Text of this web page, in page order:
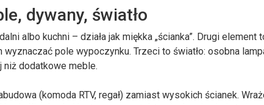
dywany, światło
albo kuchni – działa jak miękka „ścianka”. Drugi element
pole wypoczynku. Trzeci to światło: osobna
dodatkowe meble.
(komoda RTV, regał) zamiast wysokich ścianek.